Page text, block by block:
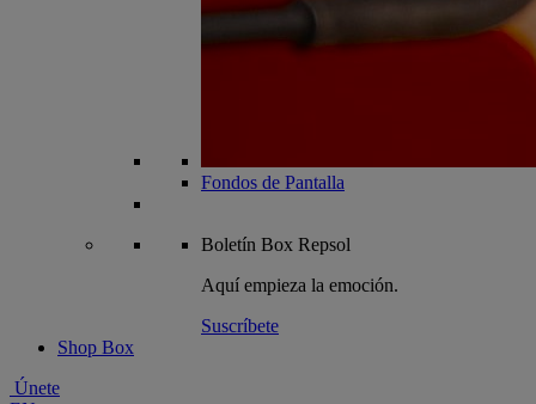
Fondos de Pantalla
Boletín Box Repsol
Aquí empieza la emoción.
Suscríbete
Shop Box
Únete